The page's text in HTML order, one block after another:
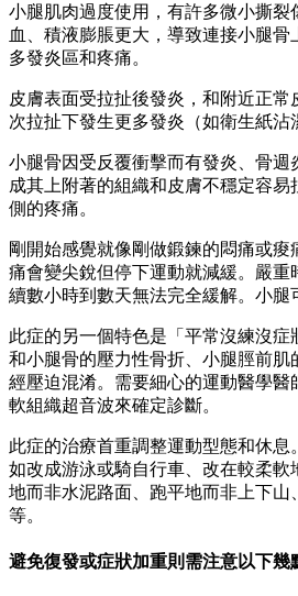
小腿肌肉過度使用，有許多微小撕裂
血、積液膨脹更大，導致連接小腿骨
多發炎區和疼痛。
皮膚表面受拉扯後發炎，和附近正常
次拉扯下發生更多發炎（如衛生紙沾
小腿骨因受反覆衝擊而有發炎、骨週
成其上附著的組織和皮膚不穩定容
側的疼痛。
剛開始感覺就像剛做鍛鍊的悶痛或痠
痛會變尖銳但停下運動就減緩。嚴重
續數小時到數天無法完全緩解。小腿
此症的另一個特色是「平常沒練沒症
和小腿骨的壓力性骨折、小腿脛前肌
經壓迫混淆。需要細心的運動醫學醫
軟組織超音波來確定診斷。
此症的治療首重調整運動型態和休息
如改成游泳或騎自行車、改在較柔軟
地而非水泥路面、跑平地而非上下山
等。
避免復發或症狀加重則需注意以下幾